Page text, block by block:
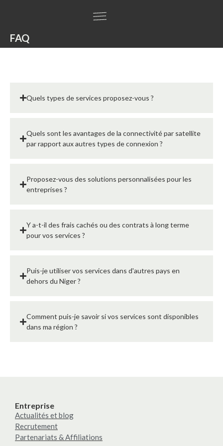
FAQ
Quels types de services proposez-vous ?
Quels sont les avantages de la connectivité par satellite
par rapport aux autres types de connexion ?
Proposez-vous des solutions personnalisées pour les
entreprises ?
Y a-t-il des frais cachés ou des contrats à long terme
pour vos services ?
Puis-je utiliser vos services dans d'autres pays en
dehors du Niger ?
Comment puis-je savoir si vos services sont disponibles
dans ma région ?
Entreprise
Actualités et blog
Recrutement
Partenariats & Affiliations